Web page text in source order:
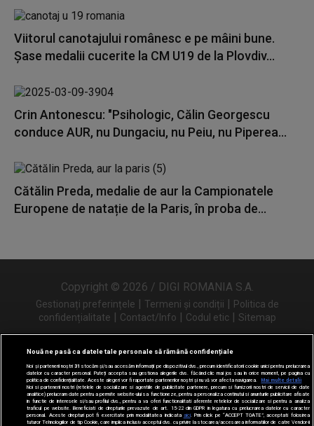
Viitorul canotajului românesc e pe mâini bune.
Șase medalii cucerite la CM U19 de la Plovdiv...
Crin Antonescu: "Psihologic, Călin Georgescu
conduce AUR, nu Dungaciu, nu Peiu, nu Piperea...
Cătălin Preda, medalie de aur la Campionatele
Europene de natație de la Paris, în proba de...
Copyright © 2026 / DIGI ROMANIA S.A.
Gestionați preferințele | Termeni și condiții | Politica de
confidențialitate | Contact/Info | Codul etic | Sitemap
Urmărește-ne și pe
Nouă ne pasă ca datele tale personale să rămână confidențiale
Noi și partenerii noștri31 stocăm și/sau accesăm informații pe dispozitivul dvs., precum identificatorii cookie unici pentru prelucrarea
datelor cu caracter personal. Puteți accepta sau gestiona alegerile dvs. făcând clic mai jos sau în orice moment, pe pagina cu
politica de confidențialitate. Aceste alegeri vor fi raportate partenerilor noștri și nu vă vor afecta navigarea.
Mai multe detalii
Noi si partenerii nostri (retelele de socializare si agentiile de publicitate partenere, precum si furnizorii nostri de servicii de date
analitice) prelucram date pentru a permite website-ului sa functioneze, pentru a personaliza continutul si anunturile publicitare afisate
in functie de interesele si/sau profilul dvs., pentru a va oferi functionalitati aferente retelelor de socializare si pentru a analiza
traficul pe website. Beneficiati de drepturile prevazute de art. 15-22 din GDPR in legatura cu prelucrarea datelor cu caracter
personal. Aceste drepturi pot fi exercitate prin modalitatea indicata aici. Prin click pe “ACCEPT TOATE”, acceptati folosirea
tuturor Tehnologiilor de tip Cookie, care implica inclusiv acceptul dvs. cu privire la stocarea/accesarea informatiilor de catre Vendor-ii